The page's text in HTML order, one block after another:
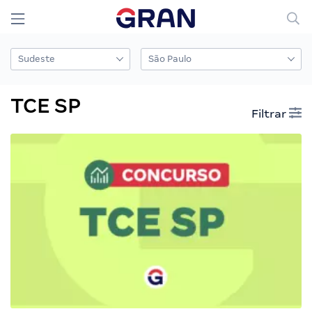
TCE SP Filtrar